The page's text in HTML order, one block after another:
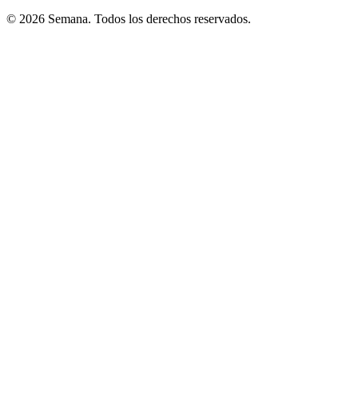
© 2026 Semana. Todos los derechos reservados.